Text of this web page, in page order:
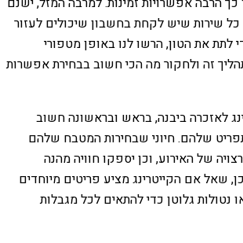
שירות שיש לקחת בחשבון שיכולים לעזור
לתת את הטון, הרשו לנו באופן מטפורי
זה ולחקור מה הכי חשוב בבחירת אפשרות
לאזכרה ביבנה, בראש ובראשונה חשוב
שלהם. חיוני שבחירות המטבח שלהם
של האירוע, וכן יספקו חוויה מהנה
שאל אם הקייטרינג מציע פריטים מיוחדים
נטולות גלוטן כדי להתאים לכל מגבלות